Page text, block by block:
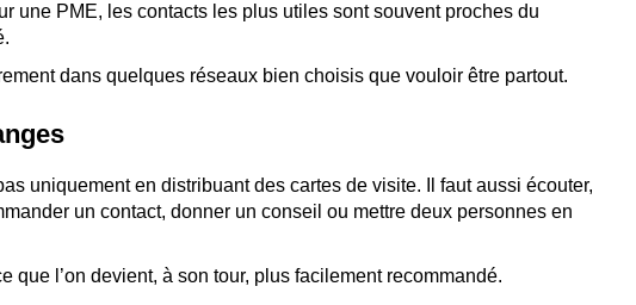
une PME, les contacts les plus utiles sont souvent proches du
dans quelques réseaux bien choisis que vouloir être partout.
uniquement en distribuant des cartes de visite. Il faut aussi écouter,
un contact, donner un conseil ou mettre deux personnes en
que l’on devient, à son tour, plus facilement recommandé.